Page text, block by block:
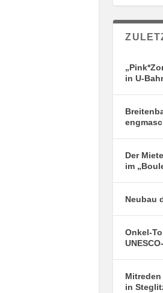
in U-
Der
im
Neubau
Onkel-
in